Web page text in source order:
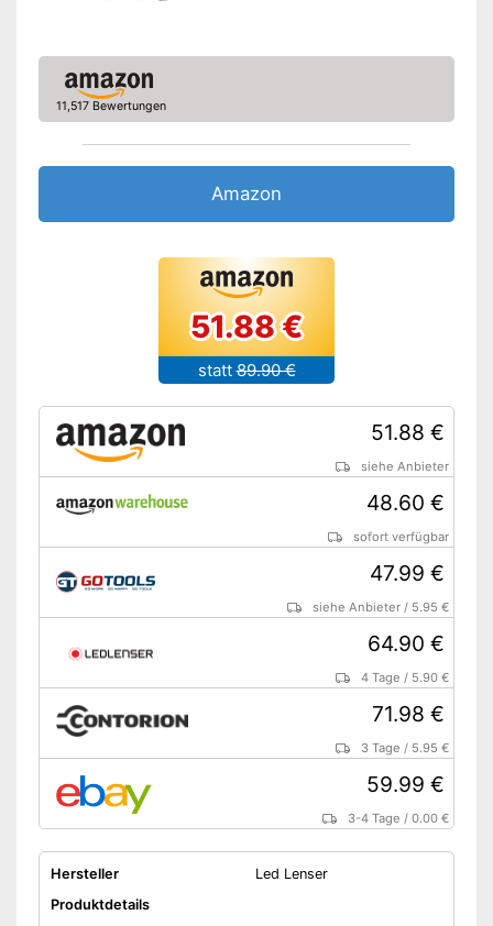
Vorteile
Ist wasserdicht
Amazon Lieferzeit
siehe Anbieter
11,517 Bewertungen
Amazon
51.88 €
statt 89.90 €
51.88 €
siehe Anbieter
48.60 €
sofort verfügbar
47.99 €
siehe Anbieter / 5.95 €
64.90 €
4 Tage / 5.90 €
71.98 €
3 Tage / 5.95 €
59.99 €
3-4 Tage /0.00 €
Hersteller
Led Lenser
Produktdetails